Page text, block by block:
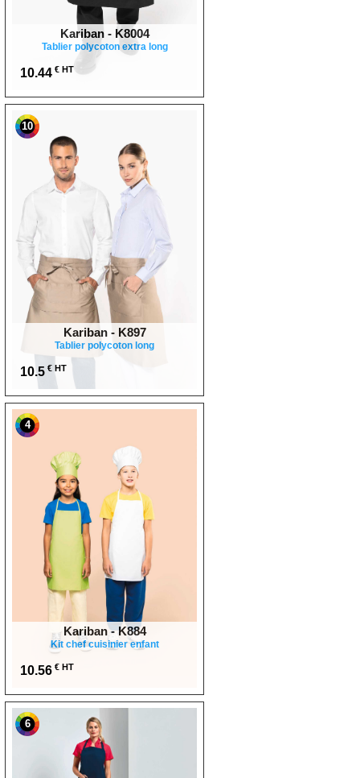
Kariban - K8004
Tablier polycoton extra long
10.44 € HT
10
Kariban - K897
Tablier polycoton long
10.5 € HT
4
Kariban - K884
Kit chef cuisinier enfant
10.56 € HT
6